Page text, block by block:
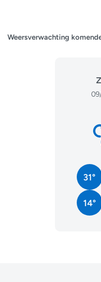
Weersverwachting
31°
14°